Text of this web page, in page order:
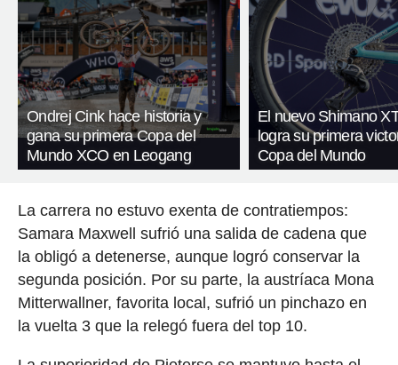
Ondrej Cink hace historia y
gana su primera Copa del
Mundo XCO en Leogang
El nuevo Shimano
logra su primera
Copa del Mundo
La carrera no estuvo exenta de contratiempos:
Samara Maxwell sufrió una salida de cadena que
la obligó a detenerse, aunque logró conservar la
segunda posición. Por su parte, la austríaca Mona
Mitterwallner, favorita local, sufrió un pinchazo en
la vuelta 3 que la relegó fuera del top 10.